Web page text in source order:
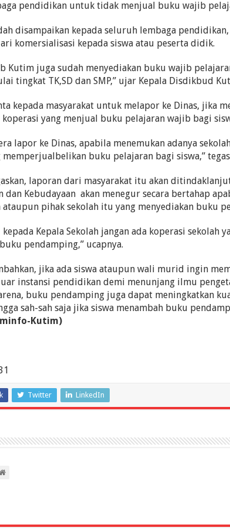
pendidikan untuk tidak menjual buku wajib
disampaikan kepada seluruh lembaga
komersialisasi kepada siswa atau peserta didik.
Kutim juga sudah menyediakan buku wajib
tingkat TK,SD dan SMP,” ujar Kepala Disdikbud
kepada masyarakat untuk melapor ke Dinas, jika
yang menjual buku pelajaran wajib bagi
lapor ke Dinas, apabila menemukan adanya
buku pelajaran bagi siswa,”
laporan dari masyarakat itu akan
dan Kebudayaan akan menegur secara bertahap
ataupun pihak sekolah itu yang menyediakan buku
kepada Kepala Sekolah jangan ada koperasi sekolah
pendamping,” ucapnya.
jika ada siswa ataupun wali murid ingin
instansi pendidikan demi menunjang ilmu
buku pendamping juga dapat meningkatkan
sah-sah saja jika siswa menambah buku
Kutim)
Twitter LinkedIn